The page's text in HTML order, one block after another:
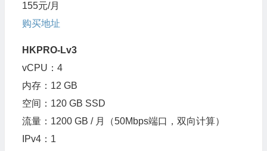
155元/月
购买地址
HKPRO-Lv3
vCPU：4
内存：12 GB
空间：120 GB SSD
流量：1200 GB / 月（50Mbps端口，双向计算）
IPv4：1